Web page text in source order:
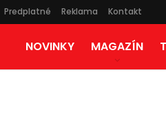
Predplatné Reklama Kontakt
NOVINKY MAGAZÍN